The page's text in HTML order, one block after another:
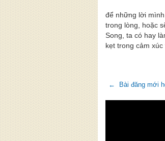
để những lời
trong lòng, hoặc
Song, ta có hay
kẹt trong cảm xúc
← Bài đăng mới